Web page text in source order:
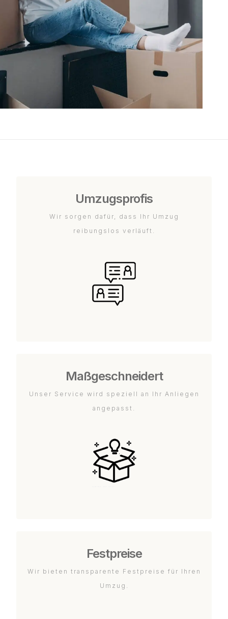
Umzugsprofis
Wir sorgen dafür, dass Ihr Umzug
reibungslos verläuft.
Maßgeschneidert
Unser Service wird speziell an Ihr Anliegen
angepasst.
Festpreise
Wir bieten transparente Festpreise für Ihren
Umzug.